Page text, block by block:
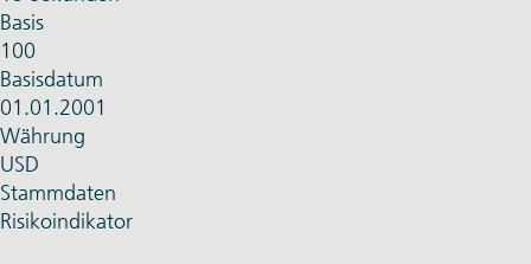
Basis
100
Basisdatum
01.01.2001
Währung
USD
Stammdaten
Risikoindikator